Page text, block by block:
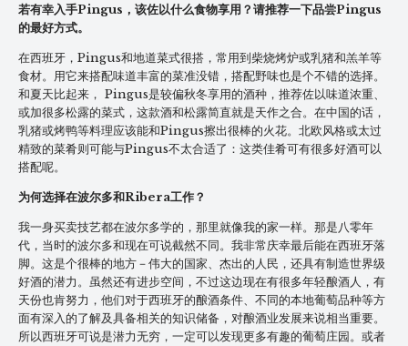
若有幸入手Pingus，该佐以什么食物享用？请推荐一下品尝Pingus
的最好方式。
在西班牙，Pingus和地道菜式很搭，常用到柴烧烤炉或乳猪和羔羊等
食材。用它来搭配味道丰富的菜准没错，搭配野味也是个不错的选择。
和夏天比起来， Pingus是较偏秋冬享用的酒种，推荐佐以味道浓重、
或加很多松露的菜式，这款酒和松露简直就是天作之合。在中国的话，
乳猪或烤鸭等料理应该能和Pingus擦出很棒的火花。北欧风格或太过
精致的菜肴则可能与Pingus不太合适了：这类佳肴可有很多好酒可以
搭配呢。
为何选择在波尔多和Ribera工作？
我一身买卖技艺都在波尔多学的，那里就像我的家一样。那是八零年
代，当时的波尔多和现在可说截然不同。我非常庆幸最后能在西班牙落
脚。这是个很棒的地方－伟大的国家、杰出的人民，还具有制造世界级
好酒的潜力。虽然还有进步空间，不过这边现在有很多年轻酿酒人，有
天份也肯努力，他们对于西班牙的酿酒条件、不同的本地葡萄品种等方
面有深入的了解及具备相关的知识储备，对酿酒业发展来说相当重要。
所以西班牙可说是潜力无穷，一定可以发现更多有趣的葡萄庄园。或者